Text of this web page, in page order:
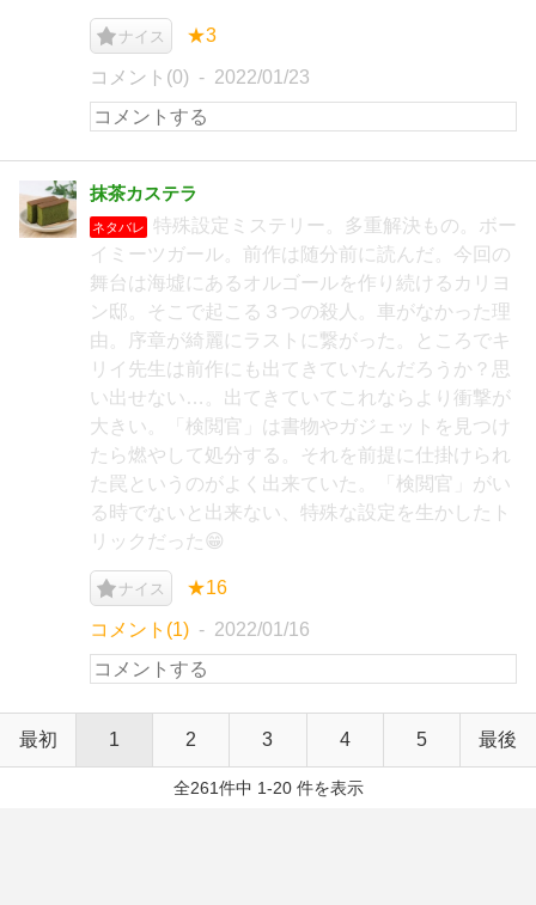
ナイス ★3
コメント(0) 2022/01/23
抹茶カステラ
ネタバレ
特殊設定ミステリー。多重解決もの。ボー
イミーツガール。前作は随分前に読んだ。今回の
舞台は海墟にあるオルゴールを作り続けるカリヨ
ン邸。そこで起こる３つの殺人。車がなかった理
由。序章が綺麗にラストに繋がった。ところでキ
リイ先生は前作にも出てきていたんだろうか？思
い出せない…。出てきていてこれならより衝撃が
大きい。「検閲官」は書物やガジェットを見つけ
たら燃やして処分する。それを前提に仕掛けられ
た罠というのがよく出来ていた。「検閲官」がい
る時でないと出来ない、特殊な設定を生かしたト
リックだった😁
ナイス ★16
コメント(1) 2022/01/16
最初 1 2 3 4 5 最後
全261件中 1-20 件を表示